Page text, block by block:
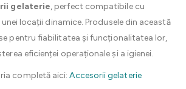
gelaterie, perfect compatibile cu
unei locații dinamice. Produsele din această
pentru fiabilitatea și funcționalitatea lor,
eficienței operaționale și a igienei.
completă aici:Accesorii gelaterie